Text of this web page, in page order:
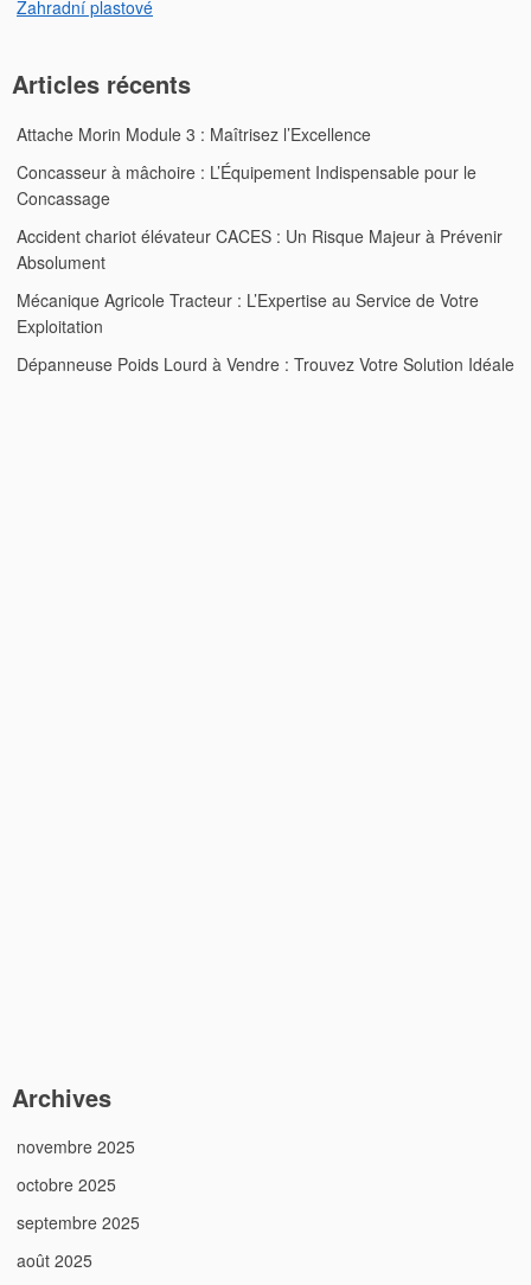
Zahradní plastové
Articles récents
Attache Morin Module 3 : Maîtrisez l’Excellence
Concasseur à mâchoire : L’Équipement Indispensable pour le
Concassage
Accident chariot élévateur CACES : Un Risque Majeur à Prévenir
Absolument
Mécanique Agricole Tracteur : L’Expertise au Service de Votre
Exploitation
Dépanneuse Poids Lourd à Vendre : Trouvez Votre Solution Idéale
Archives
novembre 2025
octobre 2025
septembre 2025
août 2025